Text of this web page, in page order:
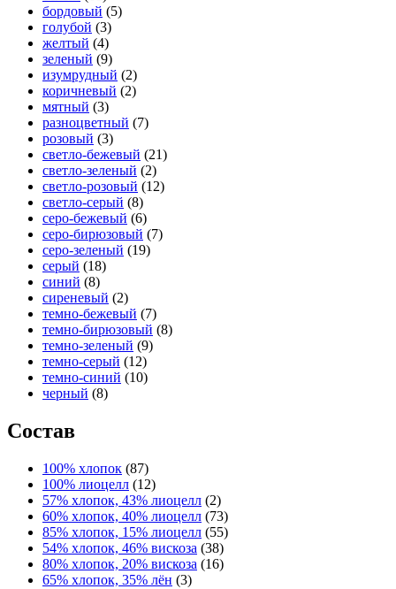
бордовый (5)
голубой (3)
желтый (4)
зеленый (9)
изумрудный (2)
коричневый (2)
мятный (3)
разноцветный (7)
розовый (3)
светло-бежевый (21)
светло-зеленый (2)
светло-розовый (12)
светло-серый (8)
серо-бежевый (6)
серо-бирюзовый (7)
серо-зеленый (19)
серый (18)
синий (8)
сиреневый (2)
темно-бежевый (7)
темно-бирюзовый (8)
темно-зеленый (9)
темно-серый (12)
темно-синий (10)
черный (8)
Состав
100% хлопок (87)
100% лиоцелл (12)
57% хлопок, 43% лиоцелл (2)
60% хлопок, 40% лиоцелл (73)
85% хлопок, 15% лиоцелл (55)
54% хлопок, 46% вискоза (38)
80% хлопок, 20% вискоза (16)
65% хлопок, 35% лён (3)